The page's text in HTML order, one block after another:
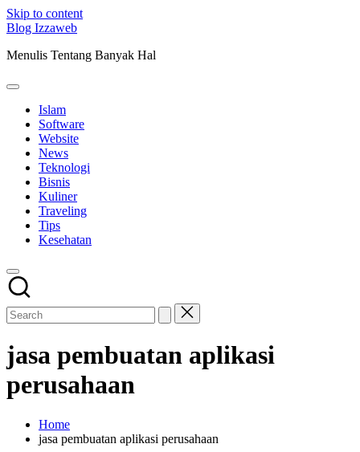
Skip to content
Blog Izzaweb
Menulis Tentang Banyak Hal
Islam
Software
Website
News
Teknologi
Bisnis
Kuliner
Traveling
Tips
Kesehatan
jasa pembuatan aplikasi
perusahaan
Home
jasa pembuatan aplikasi perusahaan